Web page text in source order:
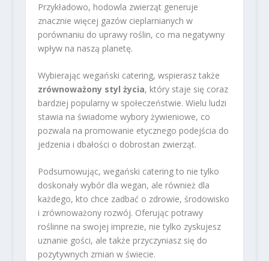
Przykładowo, hodowla zwierząt generuje
znacznie więcej gazów cieplarnianych w
porównaniu do uprawy roślin, co ma negatywny
wpływ na naszą planetę.
Wybierając wegański catering, wspierasz także
zrównoważony styl życia, który staje się coraz
bardziej popularny w społeczeństwie. Wielu ludzi
stawia na świadome wybory żywieniowe, co
pozwala na promowanie etycznego podejścia do
jedzenia i dbałości o dobrostan zwierząt.
Podsumowując, wegański catering to nie tylko
doskonały wybór dla wegan, ale również dla
każdego, kto chce zadbać o zdrowie, środowisko
i zrównoważony rozwój. Oferując potrawy
roślinne na swojej imprezie, nie tylko zyskujesz
uznanie gości, ale także przyczyniasz się do
pozytywnych zmian w świecie.